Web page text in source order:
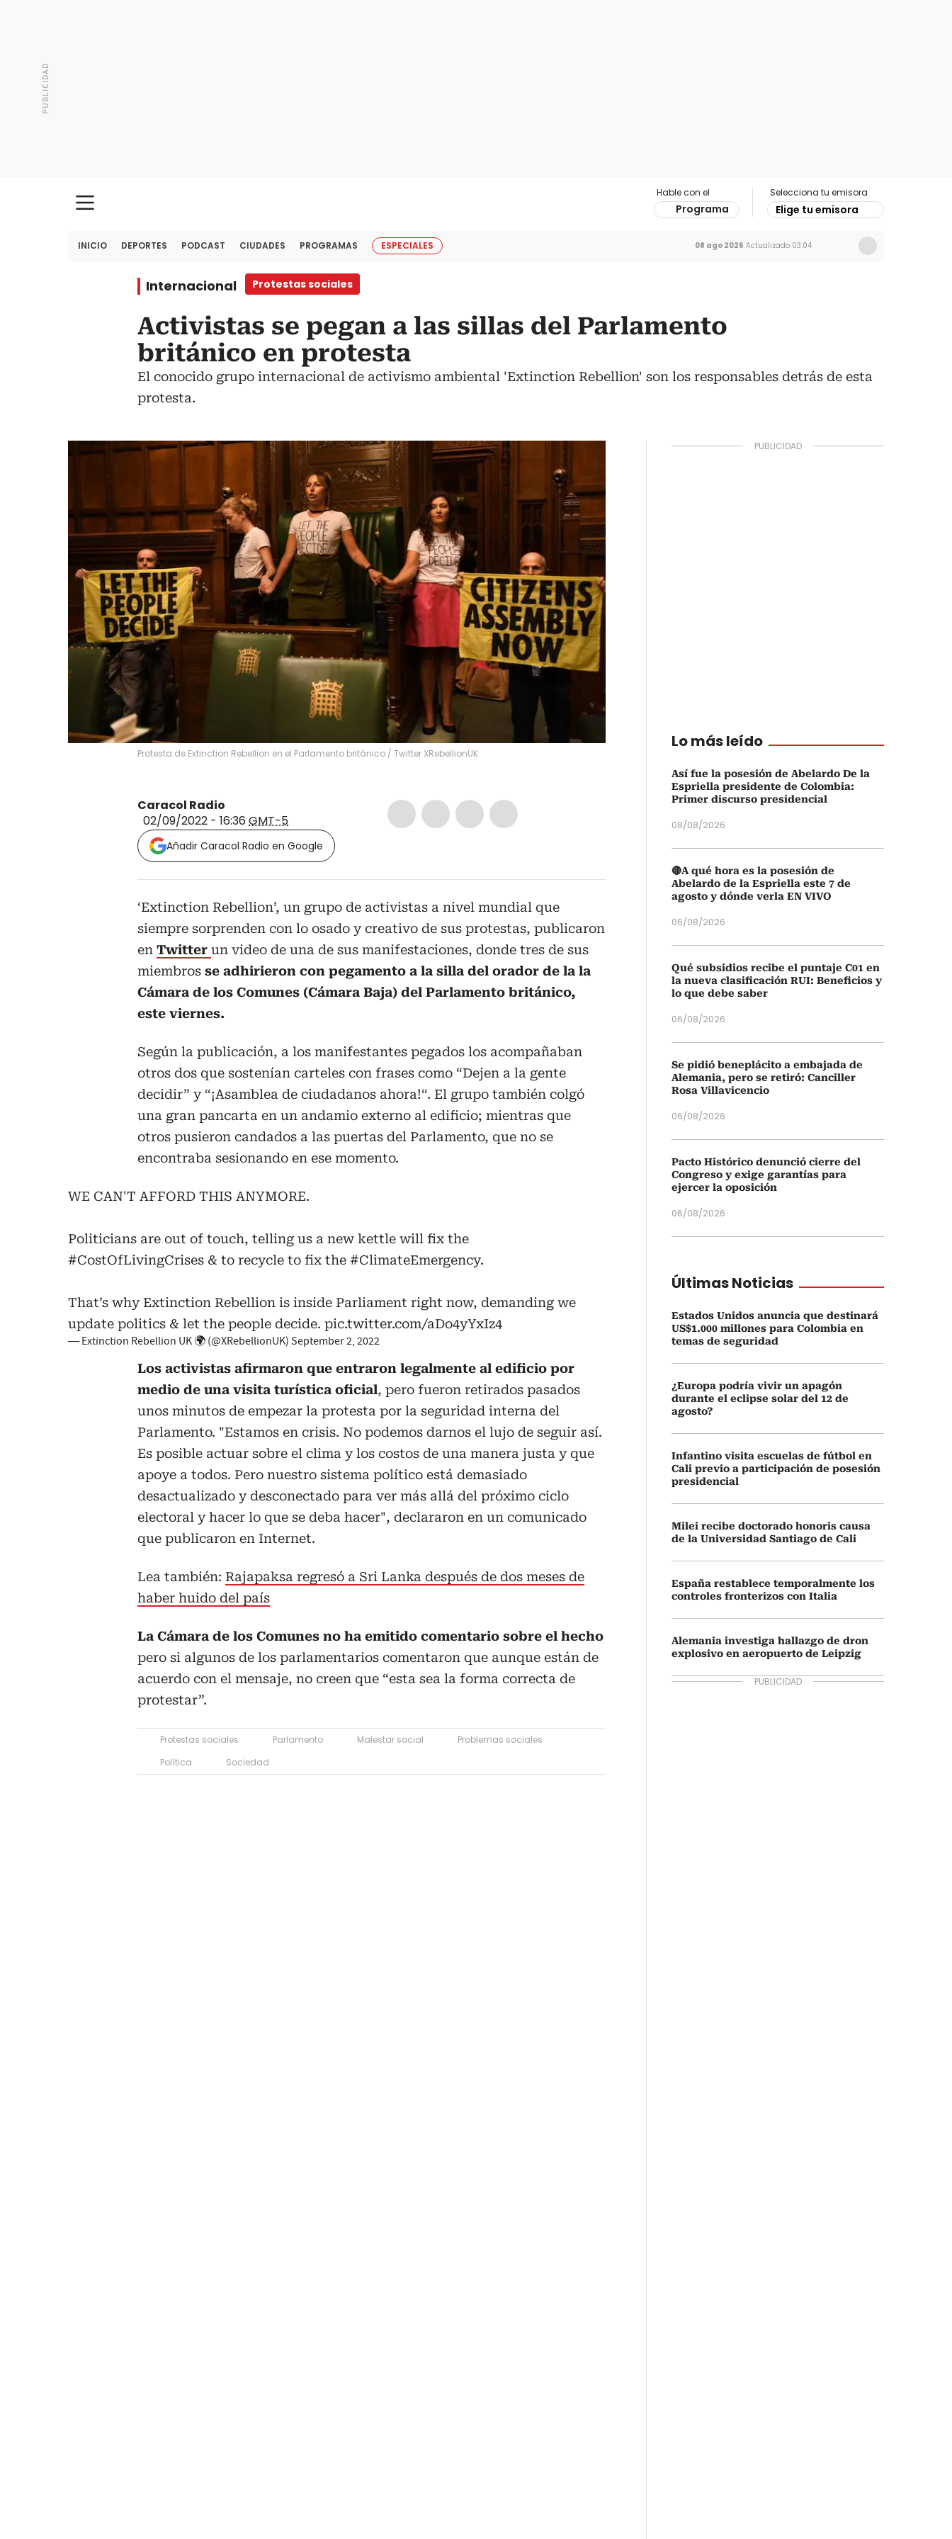
Hable con el
Programa
Selecciona tu emisora
Elige tu emisora
INICIO DEPORTES PODCAST CIUDADES PROGRAMAS ESPECIALES 08 ago 2026 Actualizado 03:04
Internacional Protestas sociales
Activistas se pegan a las sillas del Parlamento
británico en protesta
El conocido grupo internacional de activismo ambiental 'Extinction Rebellion' son los responsables detrás de esta
protesta.
Protesta de Extinction Rebellion en el Parlamento británico / Twitter XRebellionUK
Caracol Radio
02/09/2022 - 16:36 GMT-5
Añadir Caracol Radio en Google
‘Extinction Rebellion’, un grupo de activistas a nivel mundial que
siempre sorprenden con lo osado y creativo de sus protestas, publicaron
en Twitter un video de una de sus manifestaciones, donde tres de sus
miembros se adhirieron con pegamento a la silla del orador de la la
Cámara de los Comunes (Cámara Baja) del Parlamento británico,
este viernes.
Según la publicación, a los manifestantes pegados los acompañaban
otros dos que sostenían carteles con frases como “Dejen a la gente
decidir” y “¡Asamblea de ciudadanos ahora!“. El grupo también colgó
una gran pancarta en un andamio externo al edificio; mientras que
otros pusieron candados a las puertas del Parlamento, que no se
encontraba sesionando en ese momento.
WE CAN'T AFFORD THIS ANYMORE.
Politicians are out of touch, telling us a new kettle will fix the
#CostOfLivingCrises & to recycle to fix the #ClimateEmergency.
That’s why Extinction Rebellion is inside Parliament right now, demanding we
update politics & let the people decide. pic.twitter.com/aDo4yYxIz4
— Extinction Rebellion UK 🌍 (@XRebellionUK) September 2, 2022
Los activistas afirmaron que entraron legalmente al edificio por
medio de una visita turística oficial, pero fueron retirados pasados
unos minutos de empezar la protesta por la seguridad interna del
Parlamento. "Estamos en crisis. No podemos darnos el lujo de seguir así.
Es posible actuar sobre el clima y los costos de una manera justa y que
apoye a todos. Pero nuestro sistema político está demasiado
desactualizado y desconectado para ver más allá del próximo ciclo
electoral y hacer lo que se deba hacer", declararon en un comunicado
que publicaron en Internet.
Lea también: Rajapaksa regresó a Sri Lanka después de dos meses de
haber huido del país
La Cámara de los Comunes no ha emitido comentario sobre el hecho
pero si algunos de los parlamentarios comentaron que aunque están de
acuerdo con el mensaje, no creen que “esta sea la forma correcta de
protestar”.
Protestas sociales Parlamento Malestar social
Problemas sociales
Política
Sociedad
Lo más leído
Así fue la posesión de Abelardo De la
Espriella presidente de Colombia:
Primer discurso presidencial
08/08/2026
🔴A qué hora es la posesión de
Abelardo de la Espriella este 7 de
agosto y dónde verla EN VIVO
06/08/2026
Qué subsidios recibe el puntaje C01 en
la nueva clasificación RUI: Beneficios y
lo que debe saber
06/08/2026
Se pidió beneplácito a embajada de
Alemania, pero se retiró: Canciller
Rosa Villavicencio
06/08/2026
Pacto Histórico denunció cierre del
Congreso y exige garantías para
ejercer la oposición
06/08/2026
Últimas Noticias
Estados Unidos anuncia que destinará
US$1.000 millones para Colombia en
temas de seguridad
¿Europa podría vivir un apagón
durante el eclipse solar del 12 de
agosto?
Infantino visita escuelas de fútbol en
Cali previo a participación de posesión
presidencial
Milei recibe doctorado honoris causa
de la Universidad Santiago de Cali
España restablece temporalmente los
controles fronterizos con Italia
Alemania investiga hallazgo de dron
explosivo en aeropuerto de Leipzig